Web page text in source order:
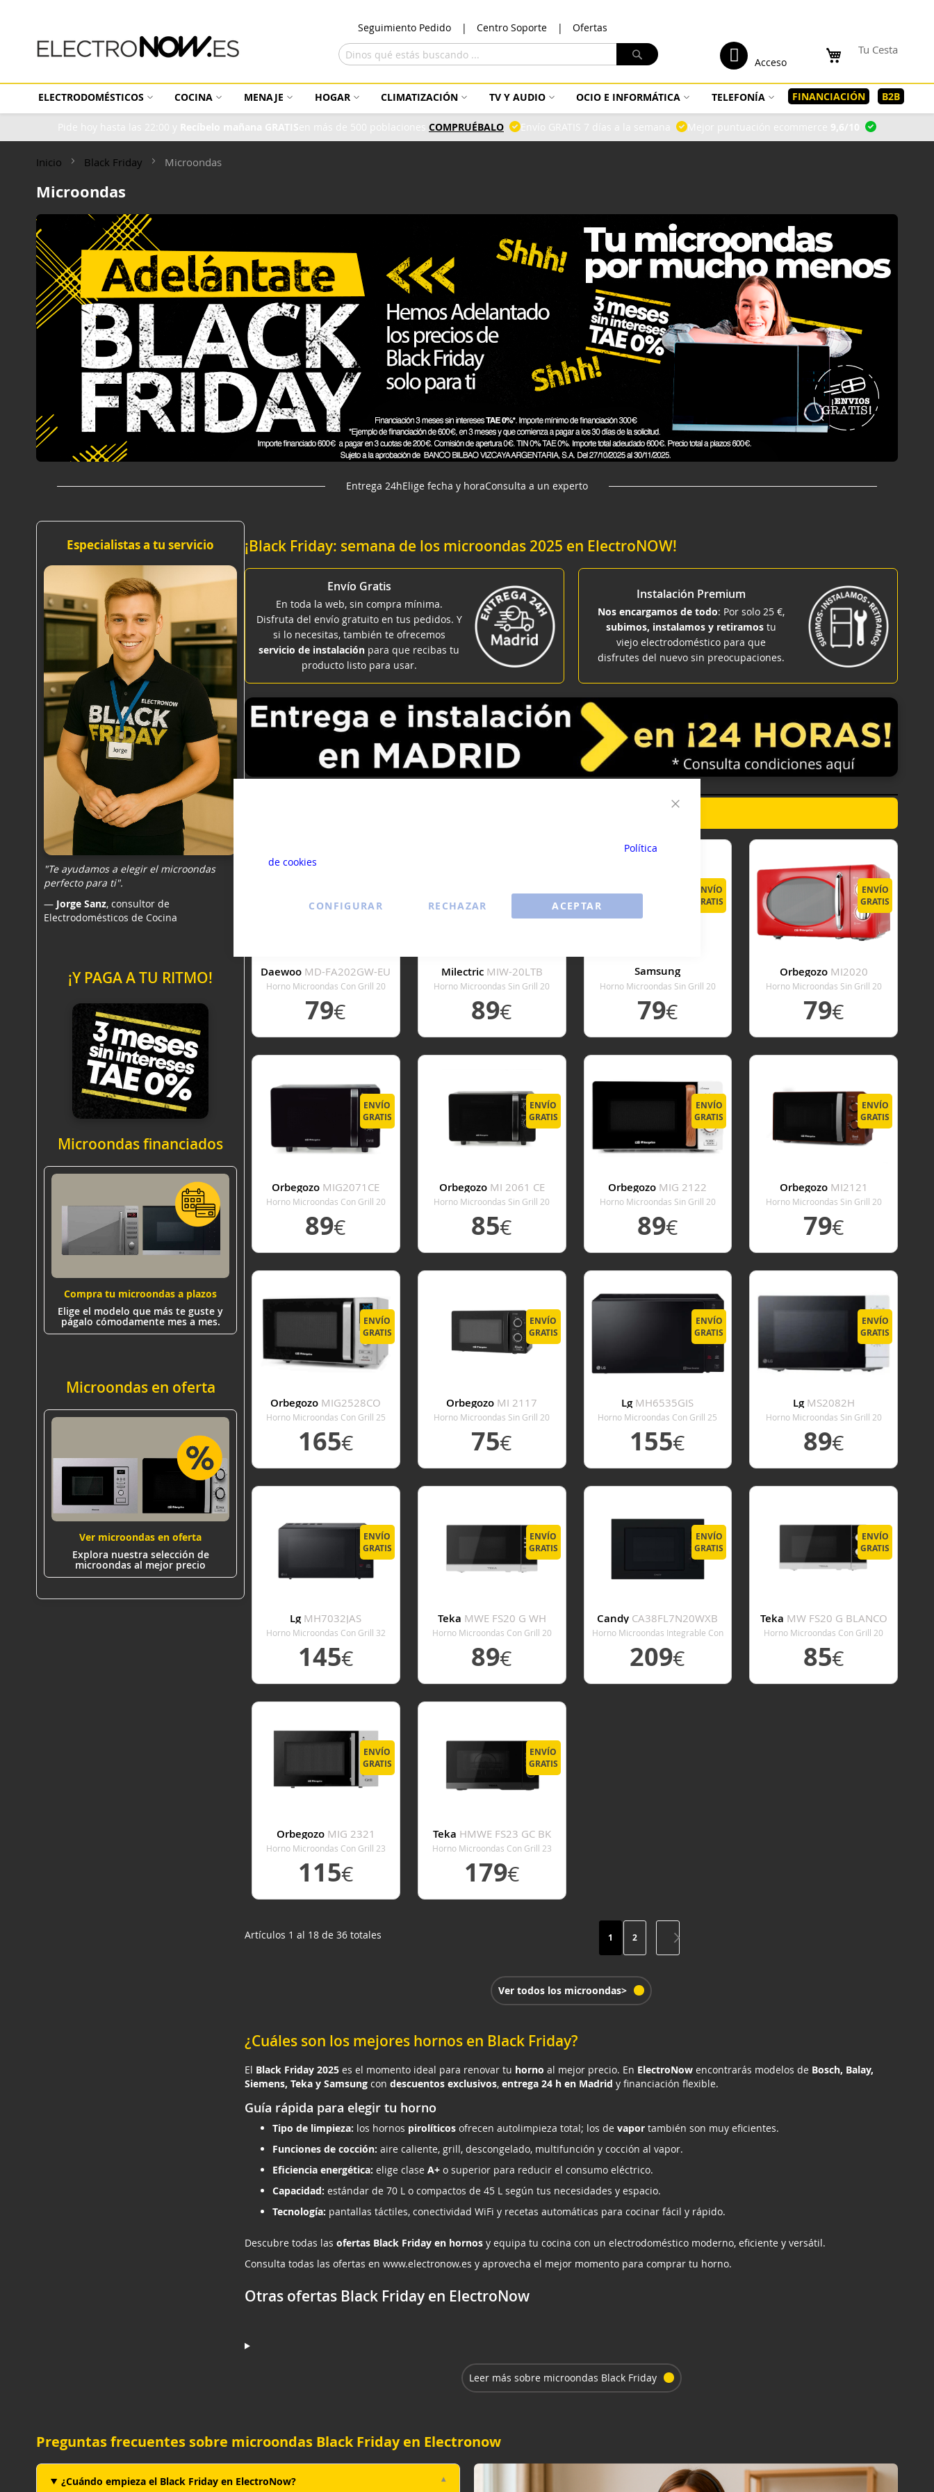
Política
de cookies
ACEPTAR
CONFIGURAR RECHAZAR
Seguimiento Pedido Centro Soporte Ofertas
contenido
Tu Cesta
Acceso
Buscar
ELECTRODOMÉSTICOS COCINA MENAJE HOGAR CLIMATIZACIÓN TV Y AUDIO OCIO E INFORMÁTICA TELEFONÍA FINANCIACIÓN B2B
Pide hoy hasta las 22:00 y Recíbelo mañana GRATISen más de 500 poblaciones COMPRUÉBALO Envío GRATIS 7 días a la semana Mejor puntuación ecommerce 9,6/10
Inicio Black Friday Microondas
Microondas
Entrega 24hElige fecha y horaConsulta a un experto
Especialistas a tu servicio
"Te ayudamos a elegir el microondas
perfecto para ti".
— Jorge Sanz, consultor de
Electrodomésticos de Cocina
¡Y PAGA A TU RITMO!
Microondas financiados
Compra tu microondas a plazos
Elige el modelo que más te guste y
págalo cómodamente mes a mes.
Microondas en oferta
Ver microondas en oferta
Explora nuestra selección de
microondas al mejor precio
¡Black Friday: semana de los microondas 2025 en ElectroNOW!
Envío Gratis
En toda la web, sin compra mínima.
Disfruta del envío gratuito en tus pedidos. Y
si lo necesitas, también te ofrecemos
servicio de instalación para que recibas tu
producto listo para usar.
Instalación Premium
Nos encargamos de todo: Por solo 25 €,
subimos, instalamos y retiramostu
viejo electrodoméstico para que
disfrutes del nuevo sin preocupaciones.
GRATIS
Daewoo MD-FA202GW-EU
Horno Microondas Con Grill 20
79€
VER DETALLE
GRATIS
Milectric MIW-20LTB
Horno Microondas Sin Grill 20
89€
VER DETALLE
ENVÍO
GRATIS
Samsung
MS20A3010AL/EC
Horno Microondas Sin Grill 20
79€
VER DETALLE
ENVÍO
GRATIS
Orbegozo MI2020
Horno Microondas Sin Grill 20
79€
VER DETALLE
ENVÍO
GRATIS
Orbegozo MIG2071CE
Horno Microondas Con Grill 20
89€
VER DETALLE
ENVÍO
GRATIS
Orbegozo MI 2061 CE
Horno Microondas Sin Grill 20
85€
VER DETALLE
ENVÍO
GRATIS
Orbegozo MIG 2122
Horno Microondas Sin Grill 20
89€
VER DETALLE
ENVÍO
GRATIS
Orbegozo MI2121
Horno Microondas Sin Grill 20
79€
VER DETALLE
ENVÍO
GRATIS
Orbegozo MIG2528CO
Horno Microondas Con Grill 25
165€
VER DETALLE
ENVÍO
GRATIS
Orbegozo MI 2117
Horno Microondas Sin Grill 20
75€
VER DETALLE
ENVÍO
GRATIS
Lg MH6535GIS
Horno Microondas Con Grill 25
155€
VER DETALLE
ENVÍO
GRATIS
Lg MS2082H
Horno Microondas Sin Grill 20
89€
VER DETALLE
ENVÍO
GRATIS
Lg MH7032JAS
Horno Microondas Con Grill 32
145€
VER DETALLE
ENVÍO
GRATIS
Teka MWE FS20 G WH
Horno Microondas Con Grill 20
89€
VER DETALLE
ENVÍO
GRATIS
Candy CA38FL7N20WXB
Horno Microondas Integrable Con
209€
ENVÍO
GRATIS
Teka MW FS20 G BLANCO
Horno Microondas Con Grill 20
85€
ENVÍO
GRATIS
Orbegozo MIG 2321
Horno Microondas Con Grill 23
115€
ENVÍO
GRATIS
Teka HMWE FS23 GC BK
Horno Microondas Con Grill 23
179€
Artículos 1 al 18 de 36 totales
Página
Actualmente estás leyendo página
1 Página
2
Ver todos los microondas>
¿Cuáles son los mejores hornos en Black Friday?
El Black Friday 2025 es el momento ideal para renovar tu horno al mejor precio. En ElectroNow encontrarás modelos de Bosch, Balay,
Siemens, Teka y Samsung con descuentos exclusivos, entrega 24 h en Madrid y financiación flexible.
Guía rápida para elegir tu horno
Tipo de limpieza: los hornos pirolíticos ofrecen autolimpieza total; los de vapor también son muy eficientes.
Funciones de cocción: aire caliente, grill, descongelado, multifunción y cocción al vapor.
Eficiencia energética: elige clase A+ o superior para reducir el consumo eléctrico.
Capacidad: estándar de 70 L o compactos de 45 L según tus necesidades y espacio.
Tecnología: pantallas táctiles, conectividad WiFi y recetas automáticas para cocinar fácil y rápido.
Descubre todas las ofertas Black Friday en hornos y equipa tu cocina con un electrodoméstico moderno, eficiente y versátil.
Consulta todas las ofertas en www.electronow.es y aprovecha el mejor momento para comprar tu horno.
Otras ofertas Black Friday en ElectroNow
Leer más sobre microondas Black Friday
Preguntas frecuentes sobre microondas Black Friday en Electronow
¿Cuándo empieza el Black Friday en ElectroNow?